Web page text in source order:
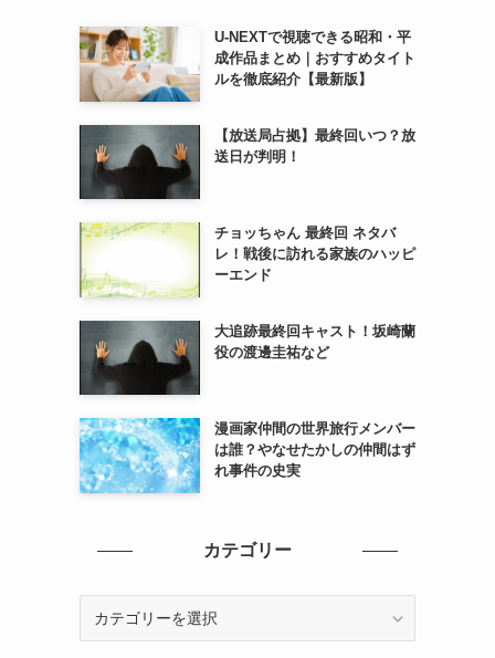
U-NEXTで視聴できる昭和・平
成作品まとめ｜おすすめタイト
ルを徹底紹介【最新版】
【放送局占拠】最終回いつ？放
送日が判明！
チョッちゃん 最終回 ネタバ
レ！戦後に訪れる家族のハッピ
ーエンド
大追跡最終回キャスト！坂崎蘭
役の渡邊圭祐など
漫画家仲間の世界旅行メンバー
は誰？やなせたかしの仲間はず
れ事件の史実
カテゴリー